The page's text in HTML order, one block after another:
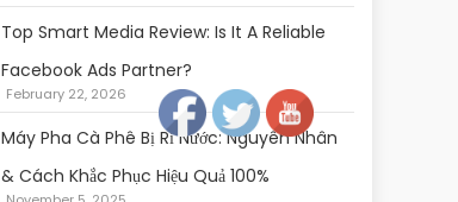
Top Smart Media Review: Is It A Reliable
Facebook Ads Partner?
February 22, 2026
Máy Pha Cà Phê Bị Rỉ Nước: Nguyên Nhân
& Cách Khắc Phục Hiệu Quả 100%